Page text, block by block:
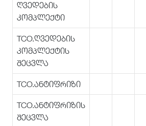
ღვედების
კომპლექტი
TCO.ღვედების
კომპლექტის
შეცვლა
TCO.ანტიფრიზი
TCO.ანტიფრიზის
შეცვლა